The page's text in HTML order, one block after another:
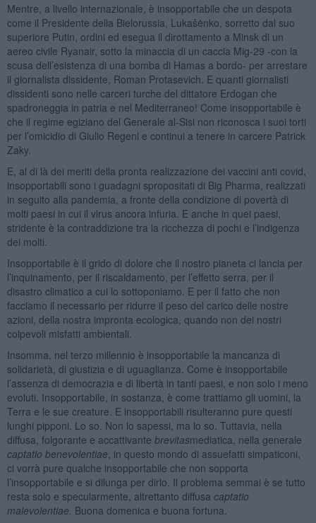
Mentre, a livello internazionale, è insopportabile che un despota
come il Presidente della Bielorussia, Lukašėnko, sorretto dal suo
superiore Putin, ordini ed esegua il dirottamento a Minsk di un
aereo civile Ryanair, sotto la minaccia di un caccia Mig-29 -con la
scusa dell’esistenza di una bomba di Hamas a bordo- per arrestare
il giornalista dissidente, Roman Protasevich. E quanti giornalisti
dissidenti sono nelle carceri turche del dittatore Erdogan che
spadroneggia in patria e nel Mediterraneo! Come insopportabile è
che il regime egiziano del Generale al-Sisi non riconosca i suoi torti
per l’omicidio di Giulio Regeni e continui a tenere in carcere Patrick
Zaky.
E, al di là dei meriti della pronta realizzazione dei vaccini anti covid,
insopportabili sono i guadagni spropositati di Big Pharma, realizzati
in seguito alla pandemia, a fronte della condizione di povertà di
molti paesi in cui il virus ancora infuria. E anche in quei paesi,
stridente è la contraddizione tra la ricchezza di pochi e l’indigenza
dei molti.
Insopportabile è il grido di dolore che il nostro pianeta ci lancia per
l’inquinamento, per il riscaldamento, per l’effetto serra, per il
disastro climatico a cui lo sottoponiamo. E per il fatto che non
facciamo il necessario per ridurre il peso del carico delle nostre
azioni, della nostra impronta ecologica, quando non dei nostri
colpevoli misfatti ambientali.
Insomma, nel terzo millennio è insopportabile la mancanza di
solidarietà, di giustizia e di uguaglianza. Come è insopportabile
l’assenza di democrazia e di libertà in tanti paesi, e non solo i meno
evoluti. Insopportabile, in sostanza, è come trattiamo gli uomini, la
Terra e le sue creature. E insopportabili risulteranno pure questi
lunghi pipponi. Lo so. Non lo sapessi, ma lo so. Tuttavia, nella
diffusa, folgorante e accattivante brevitasmediatica, nella generale
captatio benevolentiae , in questo mondo di assuefatti simpaticoni,
ci vorrà pure qualche insopportabile che non sopporta
l’insopportabile e si dilunga per dirlo. Il problema semmai è se tutto
resta solo e specularmente, altrettanto diffusa captatio
malevolentiae. Buona domenica e buona fortuna.